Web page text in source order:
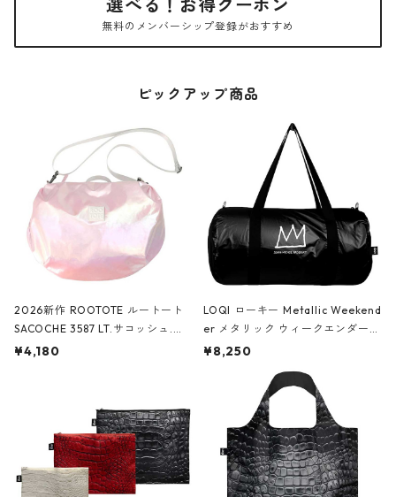
選べる！お得クーポン
無料のメンバーシップ登録がおすすめ
ピックアップ商品
2026新作 ROOTOTE ルートート
SACOCHE 3587 LT.サコッシュ.ル
ミエ-B ショルダーバッグ グロスピ
¥4,180
LOQI ローキー Metallic Weekend
er メタリック ウィークエンダー
ボストンバッグ ショルダーバッグ
Black ジャン=ミッシェル・バスキ
ア/クラウン ブラック
¥8,250